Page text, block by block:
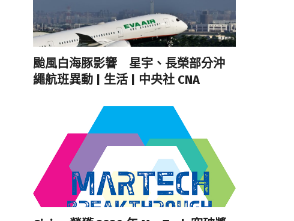
颱風白海豚影響 星宇、長榮部分沖
繩航班異動 | 生活 | 中央社 CNA